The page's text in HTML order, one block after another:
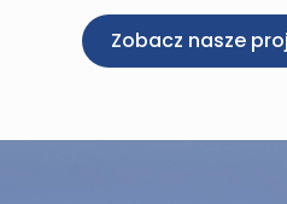
Zobacz nasze